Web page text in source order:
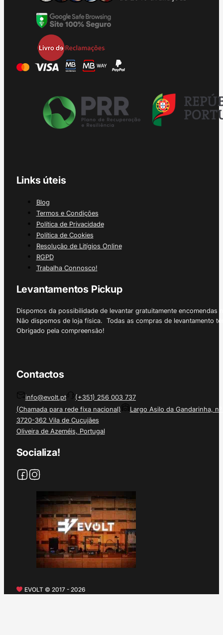
Links úteis
Blog
Termos e Condições
Política de Privacidade
Política de Cookies
Resolução de Litígios Online
RGPD
Trabalha Connosco!
Levantamentos Pickup
Dispomos da possibilidade de levantar gratuitamente
Não dispomos de loja física. Todas as compras de levantamento
Obrigado pela compreensão!
Contactos
info@evolt.pt
(+351) 256 003 737
(Chamada para rede fixa nacional)
Largo Asilo da Gandarinha, nº
3720-362 Vila de Cucujães
Oliveira de Azeméis, Portugal
Socializa!
EVOLT © 2017 - 2026